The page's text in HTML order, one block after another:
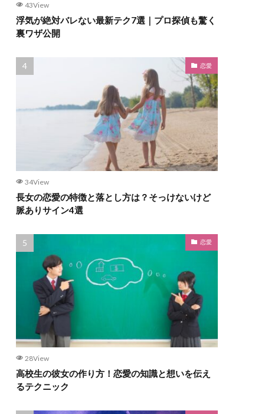
43View
浮気が絶対バレない最新テク7選｜プロ探偵も驚く
裏ワザ公開
恋愛
34View
長女の恋愛の特徴と落とし方は？そっけないけど
脈ありサイン4選
恋愛
28View
高校生の彼女の作り方！恋愛の知識と想いを伝え
るテクニック